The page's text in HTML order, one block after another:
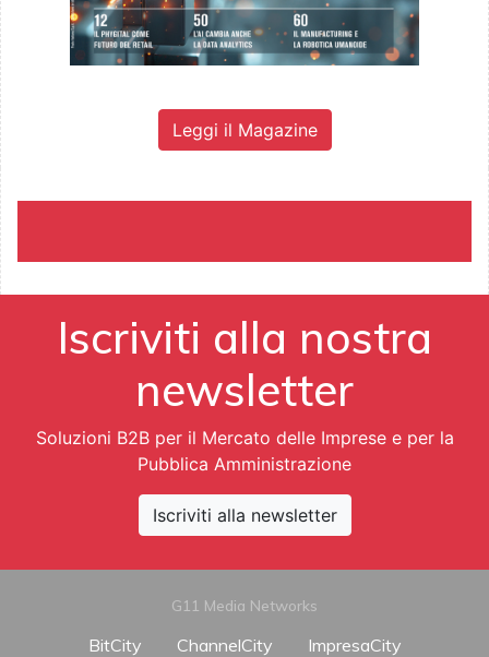
Leggi il Magazine
Iscriviti alla nostra
newsletter
Soluzioni B2B per il Mercato delle Imprese e per la
Pubblica Amministrazione
Iscriviti alla newsletter
G11 Media Networks
BitCity ChannelCity
ImpresaCity